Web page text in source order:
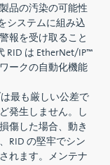
品の汚染の可能性
システムに組み込
報を受け取ること
RID は EtherNet/IP™
ークの自動化機能
は最も厳しい公差で
発生しません。し
傷した場合、動き
RID の堅牢でシン
れます。メンテナ